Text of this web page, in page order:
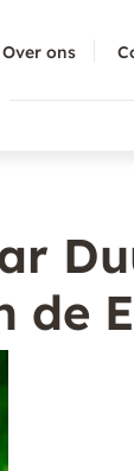
Over ons
de